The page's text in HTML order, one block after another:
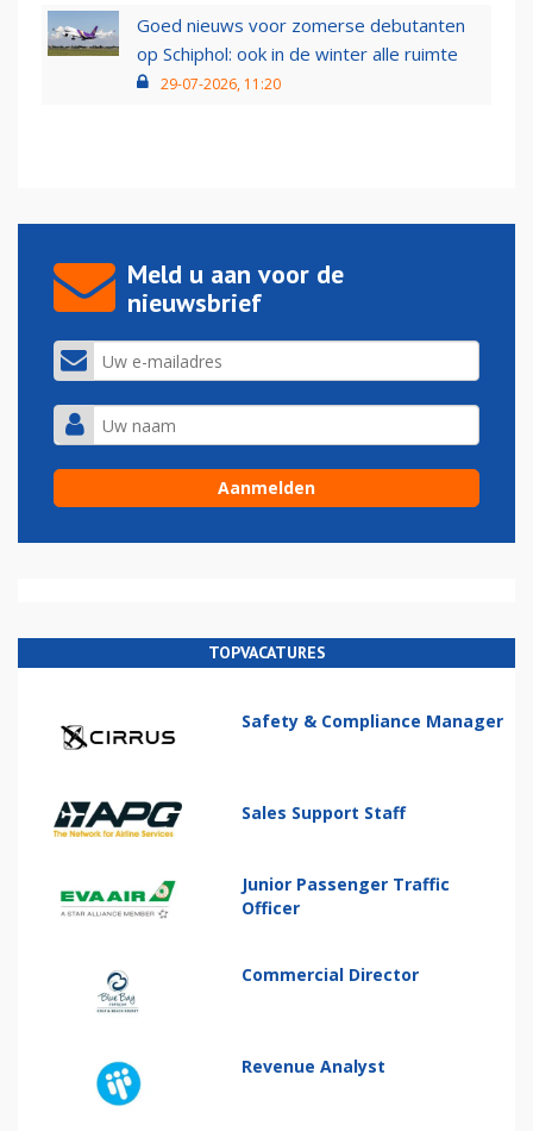
Goed nieuws voor zomerse debutanten
op Schiphol: ook in de winter alle ruimte
29-07-2026, 11:20
Meld u aan voor de
nieuwsbrief
TOPVACATURES
Safety & Compliance Manager
Sales Support Staff
Junior Passenger Traffic
Officer
Commercial Director
Revenue Analyst